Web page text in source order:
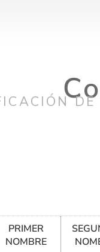
PRIMER
NOMBRE